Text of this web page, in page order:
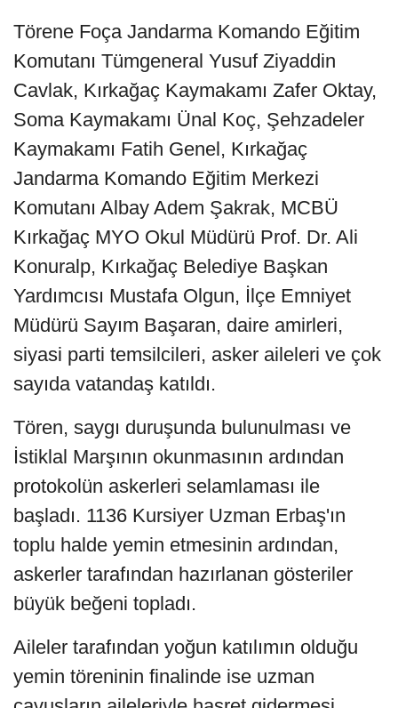
Törene Foça Jandarma Komando Eğitim
Komutanı Tümgeneral Yusuf Ziyaddin
Cavlak, Kırkağaç Kaymakamı Zafer Oktay,
Soma Kaymakamı Ünal Koç, Şehzadeler
Kaymakamı Fatih Genel, Kırkağaç
Jandarma Komando Eğitim Merkezi
Komutanı Albay Adem Şakrak, MCBÜ
Kırkağaç MYO Okul Müdürü Prof. Dr. Ali
Konuralp, Kırkağaç Belediye Başkan
Yardımcısı Mustafa Olgun, İlçe Emniyet
Müdürü Sayım Başaran, daire amirleri,
siyasi parti temsilcileri, asker aileleri ve çok
sayıda vatandaş katıldı.
Tören, saygı duruşunda bulunulması ve
İstiklal Marşının okunmasının ardından
protokolün askerleri selamlaması ile
başladı. 1136 Kursiyer Uzman Erbaş'ın
toplu halde yemin etmesinin ardından,
askerler tarafından hazırlanan gösteriler
büyük beğeni topladı.
Aileler tarafından yoğun katılımın olduğu
yemin töreninin finalinde ise uzman